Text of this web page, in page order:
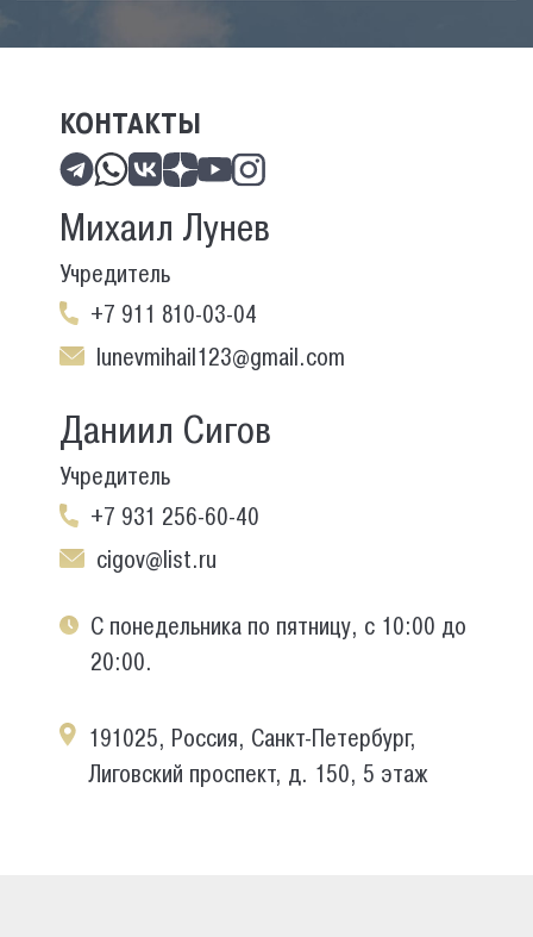
КОНТАКТЫ
Михаил Лунев
Учредитель
+7 911 810-03-04
lunevmihail123@gmail.com
Даниил Сигов
Учредитель
+7 931 256-60-40
cigov@list.ru
С понедельника по пятницу, с 10:00 до
20:00.
191025, Россия, Санкт-Петербург,
Лиговский проспект, д. 150, 5 этаж